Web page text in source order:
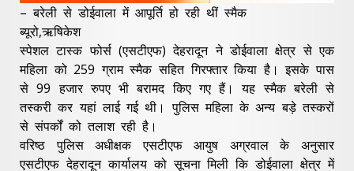
– बरेली से डोईवाला में आपूर्ति हो रही थीं स्मैक
ब्यूरो,ऋषिकेश
स्पेशल टास्क फोर्स (एसटीएफ) देहरादून ने डोईवाला क्षेत्र से एक
महिला को 259 ग्राम स्मैक सहित गिरफ्तार किया है। इसके पास
से 99 हजार रुपए भी बरामद किए गए हैं। यह स्मैक बरेली से
तस्करी कर यहां लाई गई थी। पुलिस महिला के अन्य बड़े तस्करों
से संपर्कों को तलाश रही है।
वरिष्ठ पुलिस अधीक्षक एसटीएफ आयुष अग्रवाल के अनुसार
एसटीएफ देहरादून कार्यालय को सूचना मिली कि डोईवाला क्षेत्र में